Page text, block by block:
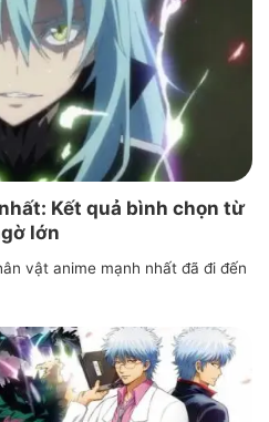
Kết quả bình chọn từ
lớn
vật anime mạnh nhất đã đi đến